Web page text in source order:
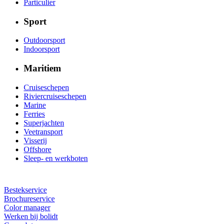
Particulier
Sport
Outdoorsport
Indoorsport
Maritiem
Cruiseschepen
Riviercruiseschepen
Marine
Ferries
Superjachten
Veetransport
Visserij
Offshore
Sleep- en werkboten
Bestekservice
Brochureservice
Color manager
Werken bij bolidt